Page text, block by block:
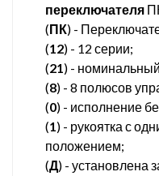
переключателя
(ПК) -
(12) - 12 серии;
(21 ) -
(8) - 8 полюсов
(0) - исполнение
(1 ) - рукоятка с
положением;
(Д) - установлена